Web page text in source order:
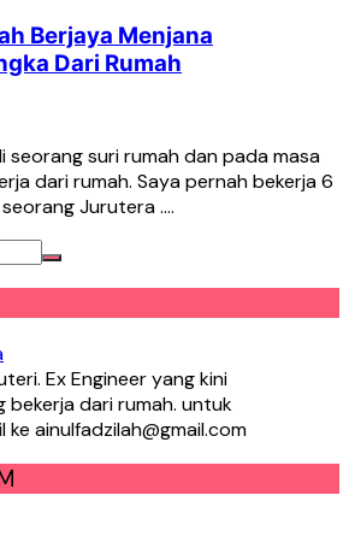
Berjaya Menjana
Dari Rumah
seorang suri rumah dan pada masa
dari rumah. Saya pernah bekerja 6
Jurutera ….
Ex Engineer yang kini
bekerja dari rumah. untuk
ke ainulfadzilah@gmail.com